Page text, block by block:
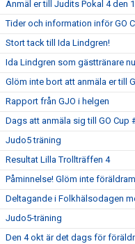
Anmäl er till Judits Pokal 4 den
Tider och information inför GO
Stort tack till Ida Lindgren!
Ida Lindgren som gästtränare
Glöm inte bort att anmäla er till
Rapport från GJO i helgen
Dags att anmäla sig till GO Cup
Judo5 träning
Resultat Lilla Trollträffen 4
Påminnelse! Glöm inte
Deltagande i Folkhälsodagen
Judo5-träning
Den 4 okt är det dags för